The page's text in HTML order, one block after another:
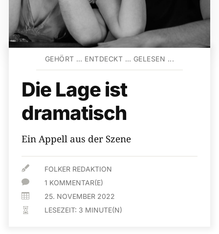
GEHÖRT … ENTDECKT … GELESEN ...
Die Lage ist
dramatisch
Ein Appell aus der Szene
 FOLKER REDAKTION
 1 KOMMENTAR(E)
 25. NOVEMBER 2022
 LESEZEIT: 3 MINUTE(N)